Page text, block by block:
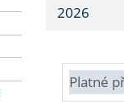
Fakultní
2026
Platné